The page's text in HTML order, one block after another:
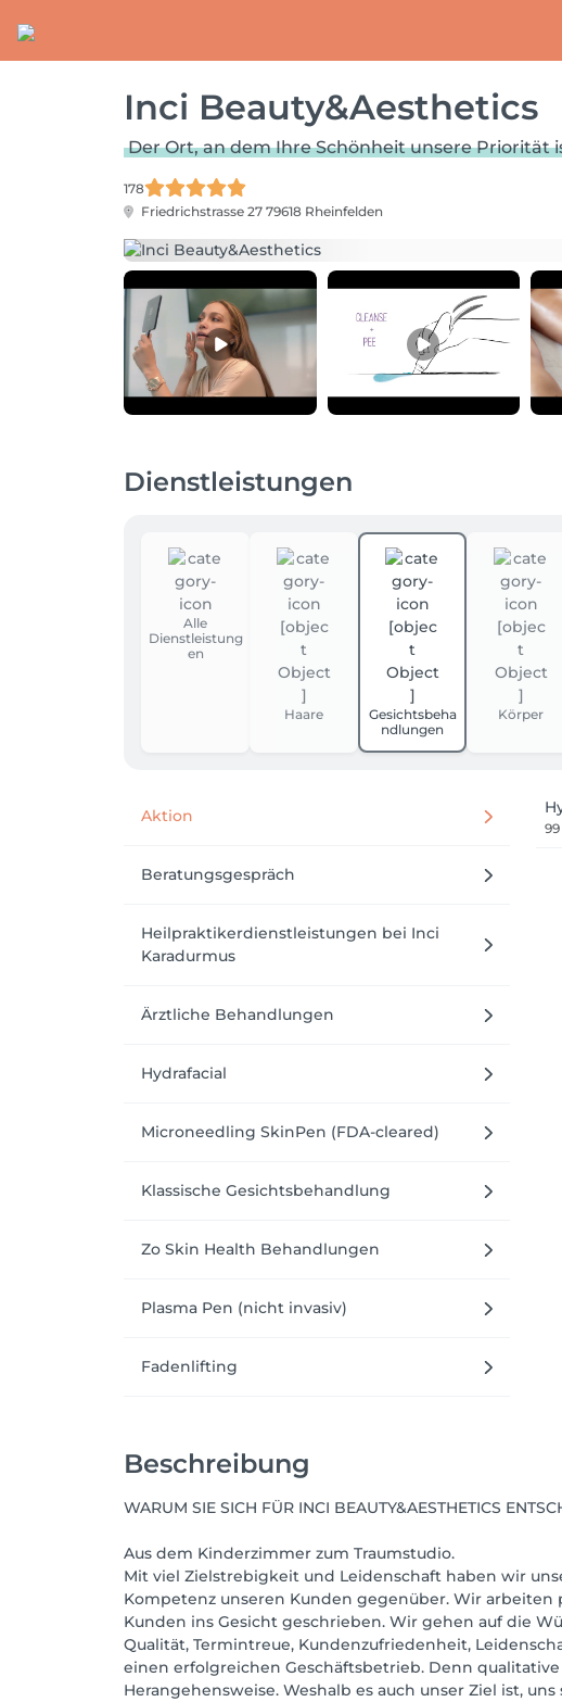
Inci Beauty&Aesthetics
Der Ort, an dem Ihre Schönheit unsere Priorität
178
Friedrichstrasse 27 79618 Rheinfelden
Dienstleistungen
Alle
Dienstleistung
en
Haare
Gesichtsbeha
ndlungen
Körper
Aktion
Beratungsgespräch
Heilpraktikerdienstleistungen bei Inci
Karadurmus
Ärztliche Behandlungen
Hydrafacial
Microneedling SkinPen (FDA-cleared)
Klassische Gesichtsbehandlung
Zo Skin Health Behandlungen
Plasma Pen (nicht invasiv)
Fadenlifting
Beschreibung
WARUM SIE SICH FÜR INCI BEAUTY&AESTHETICS
Aus dem Kinderzimmer zum Traumstudio.
Mit viel Zielstrebigkeit und Leidenschaft haben wir
Kompetenz unseren Kunden gegenüber. Wir
Kunden ins Gesicht geschrieben. Wir gehen auf die
Qualität, Termintreue, Kundenzufriedenheit,
einen erfolgreichen Geschäftsbetrieb. Denn
Herangehensweise. Weshalb es auch unser Ziel ist,